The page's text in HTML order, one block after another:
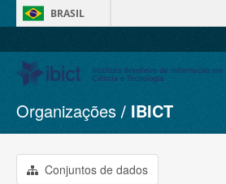
BRASIL
Conjuntos de dados
Organizações
Grupos
Organizações IBICT
Conjuntos de dados